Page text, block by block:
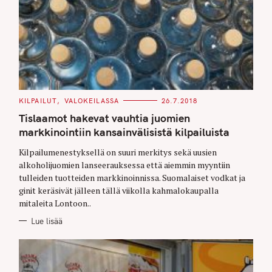
C
T
E
G
O
I
E
S
KILPAILUT VALOKEILASSA 26.7.2018
Tislaamot hakevat vauhtia juomien
markkinointiin kansainvälisistä kilpailuista
Kilpailumenestyksellä on suuri merkitys sekä uusien
alkoholijuomien lanseerauksessa että aiemmin myyntiin
tulleiden tuotteiden markkinoinnissa. Suomalaiset vodkat ja
ginit keräsivät jälleen tällä viikolla kahmalokaupalla
mitaleita Lontoon..
Lue lisää